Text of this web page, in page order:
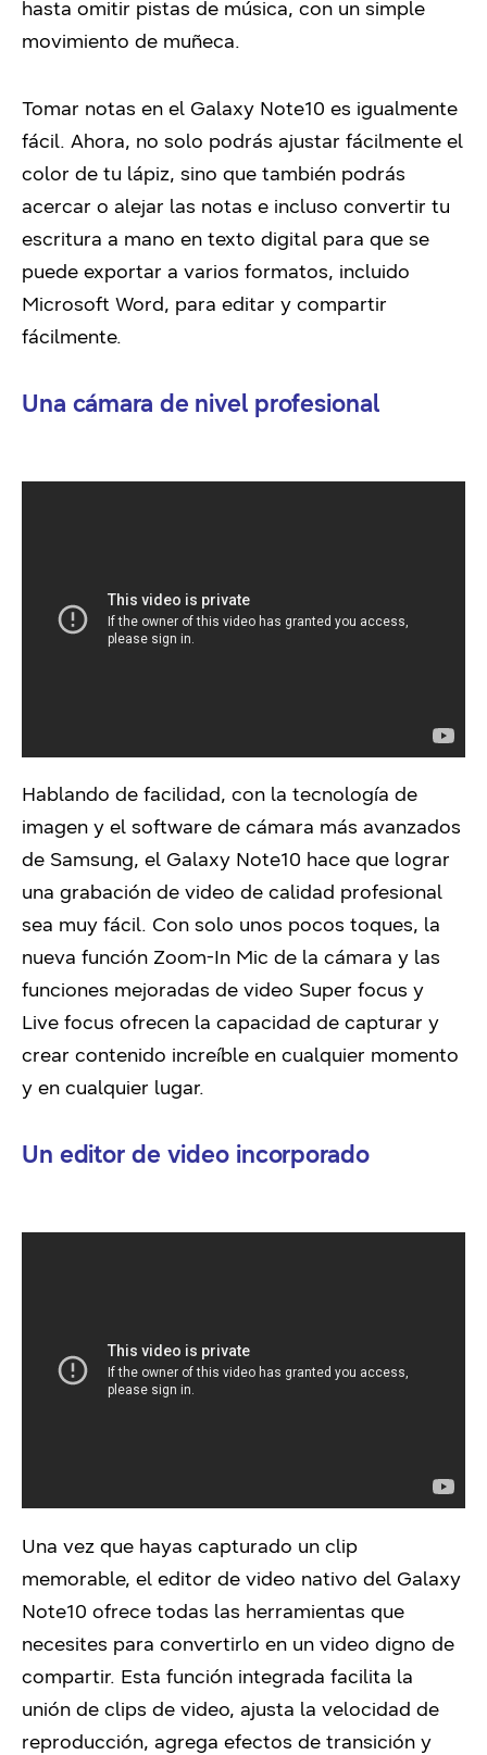
hasta omitir pistas de música, con un simple
movimiento de muñeca.
Tomar notas en el Galaxy Note10 es igualmente
fácil. Ahora, no solo podrás ajustar fácilmente el
color de tu lápiz, sino que también podrás
acercar o alejar las notas e incluso convertir tu
escritura a mano en texto digital para que se
puede exportar a varios formatos, incluido
Microsoft Word, para editar y compartir
fácilmente.
Una cámara de nivel profesional
Hablando de facilidad, con la tecnología de
imagen y el software de cámara más avanzados
de Samsung, el Galaxy Note10 hace que lograr
una grabación de video de calidad profesional
sea muy fácil. Con solo unos pocos toques, la
nueva función Zoom-In Mic de la cámara y las
funciones mejoradas de video Super focus y
Live focus ofrecen la capacidad de capturar y
crear contenido increíble en cualquier momento
y en cualquier lugar.
Un editor de video incorporado
Una vez que hayas capturado un clip
memorable, el editor de video nativo del Galaxy
Note10 ofrece todas las herramientas que
necesites para convertirlo en un video digno de
compartir. Esta función integrada facilita la
unión de clips de video, ajusta la velocidad de
reproducción, agrega efectos de transición y